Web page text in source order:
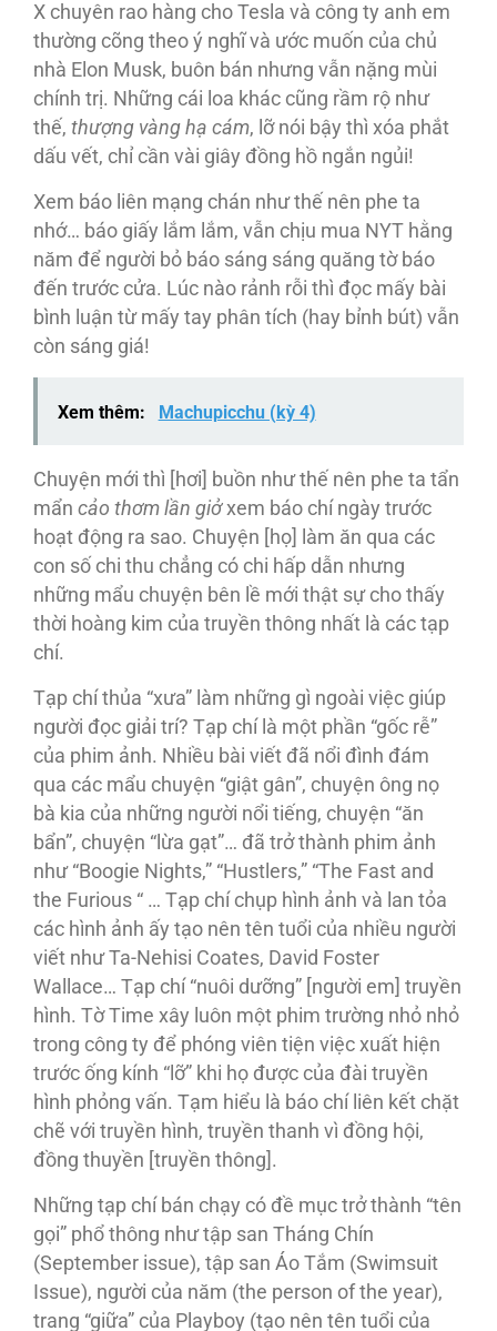
X chuyên rao hàng cho Tesla và công ty anh em
thường cõng theo ý nghĩ và ước muốn của chủ
nhà Elon Musk, buôn bán nhưng vẫn nặng mùi
chính trị. Những cái loa khác cũng rầm rộ như
thế, thượng vàng hạ cám, lỡ nói bậy thì xóa phắt
dấu vết, chỉ cần vài giây đồng hồ ngắn ngủi!
Xem báo liên mạng chán như thế nên phe ta
nhớ… báo giấy lắm lắm, vẫn chịu mua NYT hằng
năm để người bỏ báo sáng sáng quăng tờ báo
đến trước cửa. Lúc nào rảnh rỗi thì đọc mấy bài
bình luận từ mấy tay phân tích (hay bỉnh bút) vẫn
còn sáng giá!
Xem thêm: Machupicchu (kỳ 4)
Chuyện mới thì [hơi] buồn như thế nên phe ta tẩn
mẩn cảo thơm lần giởxem báo chí ngày trước
hoạt động ra sao. Chuyện [họ] làm ăn qua các
con số chi thu chẳng có chi hấp dẫn nhưng
những mẩu chuyện bên lề mới thật sự cho thấy
thời hoàng kim của truyền thông nhất là các tạp
chí.
Tạp chí thủa “xưa” làm những gì ngoài việc giúp
người đọc giải trí? Tạp chí là một phần “gốc rễ”
của phim ảnh. Nhiều bài viết đã nổi đình đám
qua các mẩu chuyện “giật gân”, chuyện ông nọ
bà kia của những người nổi tiếng, chuyện “ăn
bẩn”, chuyện “lừa gạt”… đã trở thành phim ảnh
như “Boogie Nights,” “Hustlers,” “The Fast and
the Furious “ … Tạp chí chụp hình ảnh và lan tỏa
các hình ảnh ấy tạo nên tên tuổi của nhiều người
viết như Ta-Nehisi Coates, David Foster
Wallace… Tạp chí “nuôi dưỡng” [người em] truyền
hình. Tờ Time xây luôn một phim trường nhỏ nhỏ
trong công ty để phóng viên tiện việc xuất hiện
trước ống kính “lỡ” khi họ được của đài truyền
hình phỏng vấn. Tạm hiểu là báo chí liên kết chặt
chẽ với truyền hình, truyền thanh vì đồng hội,
đồng thuyền [truyền thông].
Những tạp chí bán chạy có đề mục trở thành “tên
gọi” phổ thông như tập san Tháng Chín
(September issue), tập san Áo Tắm (Swimsuit
Issue), người của năm (the person of the year),
trang “giữa” của Playboy (tạo nên tên tuổi của